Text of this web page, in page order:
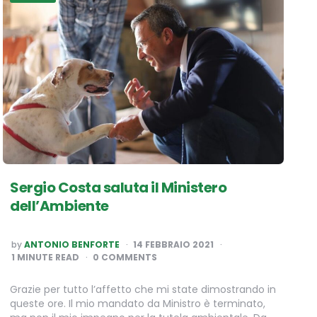
Sergio Costa saluta il Ministero
dell’Ambiente
POSTED
BY
byANTONIO BENFORTE
14 FEBBRAIO 2021
1 MINUTE READ 0 COMMENTS
Grazie per tutto l’affetto che mi state dimostrando in
queste ore. Il mio mandato da Ministro è terminato,